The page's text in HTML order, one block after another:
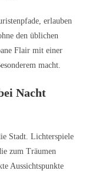
erlauben
den üblichen
Flair mit einer
macht.
Nacht
Stadt. Lichterspiele
zum Träumen
Aussichtspunkte